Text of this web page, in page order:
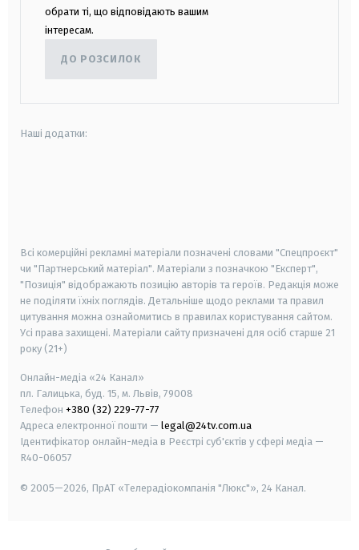
обрати ті, що відповідають вашим
інтересам.
ДО РОЗСИЛОК
Наші додатки:
Всі комерційні рекламні матеріали позначені словами "Спецпроєкт"
чи "Партнерський матеріал". Матеріали з позначкою "Експерт",
"Позиція" відображають позицію авторів та героїв. Редакція може
не поділяти їхніх поглядів. Детальніше щодо реклами та правил
цитування можна ознайомитись в правилах користування сайтом.
Усі права захищені. Матеріали сайту призначені для осіб старше 21
року (21+)
Онлайн-медіа «24 Канал»
пл. Галицька, буд. 15, м. Львів, 79008
Телефон +380 (32) 229-77-77
Адреса електронної пошти — legal@24tv.com.ua
Ідентифікатор онлайн-медіа в Реєстрі суб'єктів у сфері медіа —
R40-06057
© 2005—2026, ПрАТ «Телерадіокомпанія "Люкс"», 24 Канал.